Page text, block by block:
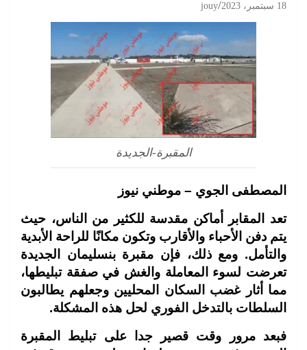
18 سبتمبر، 2023 jouy
المقبرة-الجديدة
المصطفى الجوي – موطني نيوز
تعد المقابر أماكن مقدسة للكثير من الناس، حيث
يتم دفن الأحباء والأقارب وتكون مكانًا للراحة الأبدية
والتأمل. ومع ذلك، فإن مقبرة بنسليمان الجديدة
تعرضت لسوء المعاملة والغش في صفقة تبليطها،
مما أثار غضب السكان المحليين وجعلهم يطالبون
السلطات بالتدخل الفوري لحل هذه المشكلة.
فبعد مرور وقت قصير جدا على تبليط المقبرة